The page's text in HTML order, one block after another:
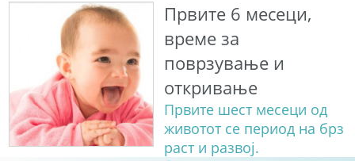
Првите 6 месеци,
време за
поврзување и
откривање
Првите шест месеци од
животот се период на брз
раст и развој.